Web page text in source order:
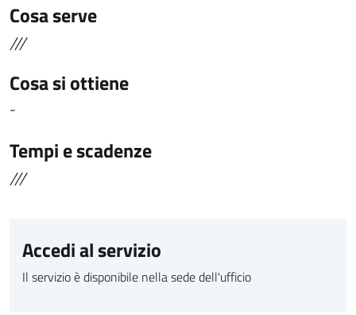
Cosa serve
///
Cosa si ottiene
-
Tempi e scadenze
///
Accedi al servizio
Il servizio è disponibile nella sede dell'ufficio